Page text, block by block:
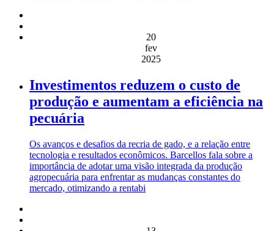
20
fev
2025
Investimentos reduzem o custo de
produção e aumentam a eficiência na
pecuária
Os avanços e desafios da recria de gado, e a relação entre
tecnologia e resultados econômicos. Barcellos fala sobre a
importância de adotar uma visão integrada da produção
agropecuária para enfrentar as mudanças constantes do
mercado, otimizando a rentabi